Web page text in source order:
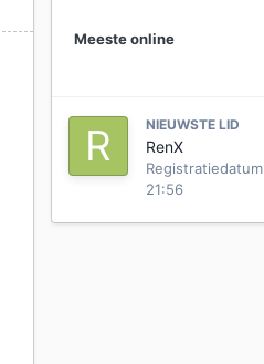
Meeste online
NIEUWSTE LID
RenX
Registratiedatum
21:56